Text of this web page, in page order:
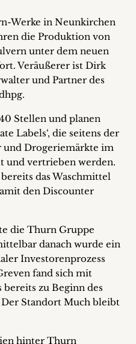
Werke in Neunkirchen
die Produktion von
unter dem neuen
Veräußerer ist Dirk
und Partner des
Stellen und planen
Labels‘, die seitens der
und Drogeriemärkte im
und vertrieben werden.
das Waschmittel
den Discounter
die Thurn Gruppe
danach wurde ein
Investorenprozess
fand sich mit
zu Beginn des
Der Standort Much bleibt
hinter Thurn